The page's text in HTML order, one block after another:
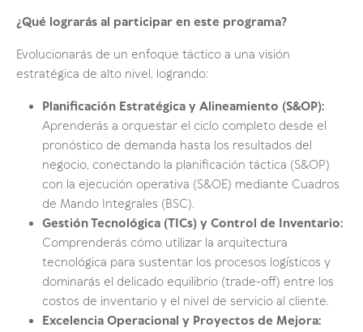
¿Qué lograrás al participar en este programa?
Evolucionarás de un enfoque táctico a una visión
estratégica de alto nivel, logrando:
Planificación Estratégica y Alineamiento (S&OP):
Aprenderás a orquestar el ciclo completo desde el
pronóstico de demanda hasta los resultados del
negocio, conectando la planificación táctica (S&OP)
con la ejecución operativa (S&OE) mediante Cuadros
de Mando Integrales (BSC).
Gestión Tecnológica (TICs) y Control de Inventario:
Comprenderás cómo utilizar la arquitectura
tecnológica para sustentar los procesos logísticos y
dominarás el delicado equilibrio (trade-off) entre los
costos de inventario y el nivel de servicio al cliente.
Excelencia Operacional y Proyectos de Mejora: